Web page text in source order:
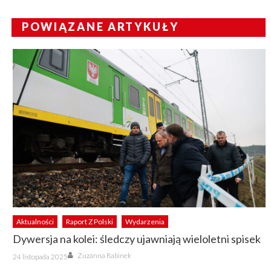
POWIĄZANE ARTYKUŁY
Aktualności Raport Z Polski Wydarzenia
Dywersja na kolei: śledczy ujawniają wieloletni spisek
Posted
on
24 listopada 2025 Author
Zuzanna Rabinek